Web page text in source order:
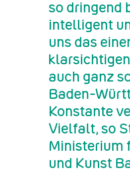
so dringend
intelligent
uns das
auch ganz
Baden-
Konstante
Vielfalt, so
Ministerium
und Kunst